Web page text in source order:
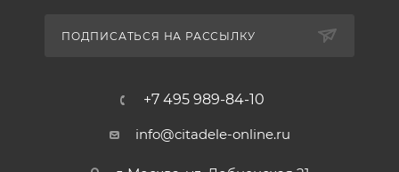
ПОДПИСАТЬСЯ НА РАССЫЛКУ
+7 495 989-84-10
info@citadele-online.ru